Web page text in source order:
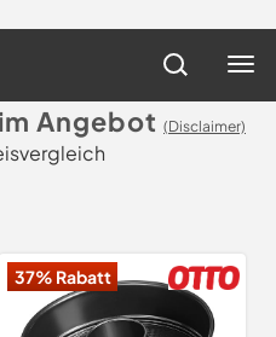
Angebot (Disclaimer)
37% Rabatt